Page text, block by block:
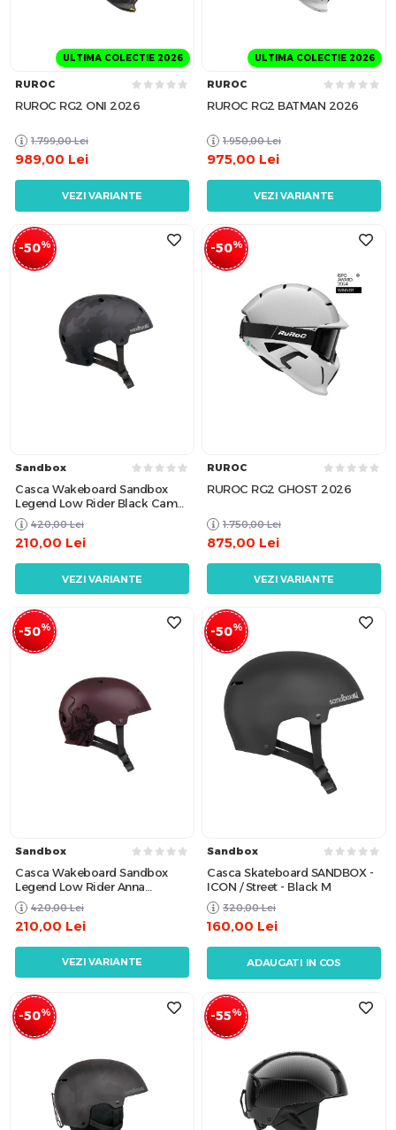
ULTIMA COLECTIE 2026
RUROC
RUROC RG2 ONI 2026
1.799,00 Lei
989,00 Lei
VEZI VARIANTE
ULTIMA COLECTIE 2026
RUROC
RUROC RG2 BATMAN 2026
1.950,00 Lei
975,00 Lei
VEZI VARIANTE
-50%
Sandbox
Casca Wakeboard Sandbox
Legend Low Rider Black Camo
Matte420,00 Lei
210,00 Lei
VEZI VARIANTE
-50%
RUROC
RUROC RG2 GHOST 2026
1.750,00 Lei
875,00 Lei
VEZI VARIANTE
-50%
Sandbox
Casca Wakeboard Sandbox
Legend Low Rider Anna
Nikstad Matte
420,00 Lei
210,00 Lei
VEZI VARIANTE
-50%
Sandbox
Casca Skateboard SANDBOX -
ICON / Street - Black M
320,00 Lei
160,00 Lei
ADAUGATI IN COS
-50% -55%